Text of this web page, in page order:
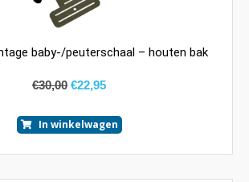
baby-/peuterschaal – houten bak
€30,00 €22,95
In winkelwagen